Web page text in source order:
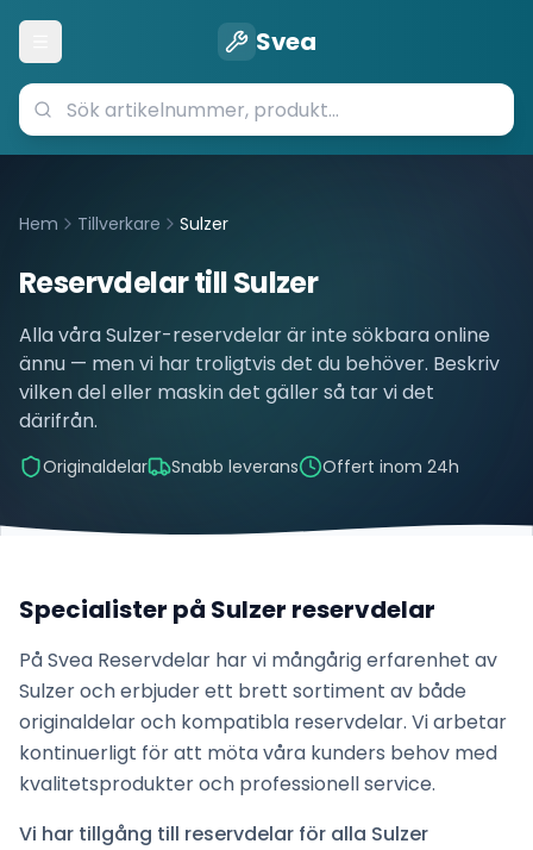
Öppna meny Svea
Hem Tillverkare Sulzer
Reservdelar tillSulzer
Alla våraSulzer-reservdelar är inte sökbara online
ännu — men vi har troligtvis det du behöver. Beskriv
vilken del eller maskin det gäller så tar vi det
därifrån.
Originaldelar Snabb leverans Offert inom 24h
Specialister på Sulzer reservdelar
På Svea Reservdelar har vi mångårig erfarenhet av
Sulzeroch erbjuder ett brett sortiment av både
originaldelar och kompatibla reservdelar. Vi arbetar
kontinuerligt för att möta våra kunders behov med
kvalitetsprodukter och professionell service.
Vi har tillgång till reservdelar för alla Sulzer